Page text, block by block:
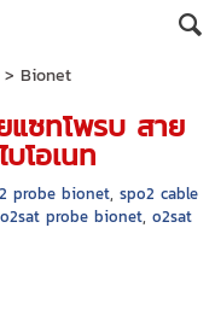
Bionet
ซทโพรบ สาย
โอเนท
probe bionet, spo2 cable
o2sat probe bionet, o2sat